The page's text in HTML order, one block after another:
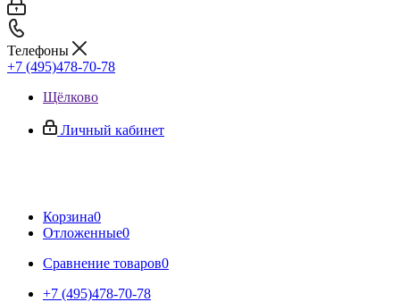
Телефоны
+7 (495)478-70-78
Щёлково
Личный кабинет
Корзина0
Отложенные0
Сравнение товаров0
+7 (495)478-70-78